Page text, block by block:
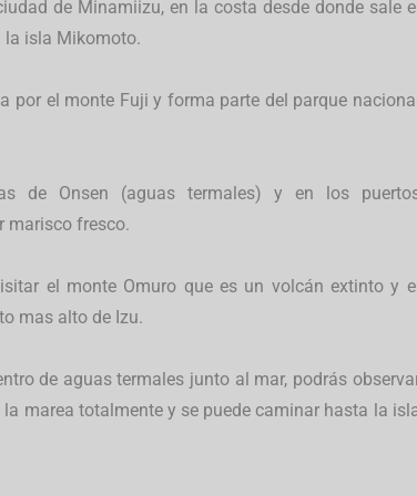
de Minamiizu, en la costa desde donde sale
la isla Mikomoto.
por el monte Fuji y forma parte del parque
de Onsen (aguas termales) y en los
marisco fresco.
el monte Omuro que es un volcán extinto y
mas alto de Izu.
de aguas termales junto al mar, podrás
marea totalmente y se puede caminar hasta la